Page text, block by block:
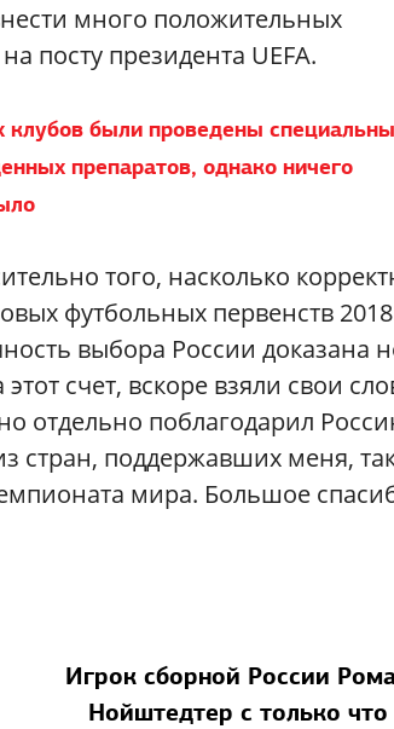
много положительных
посту президента UEFA.
клубов были проведены
препаратов, однако ничего
того, насколько
футбольных первенств 2018
выбора России доказана
счет, вскоре взяли свои
отдельно поблагодарил
стран, поддержавших меня,
мира. Большое
Игрок сборной России
Нойштедтер с только что